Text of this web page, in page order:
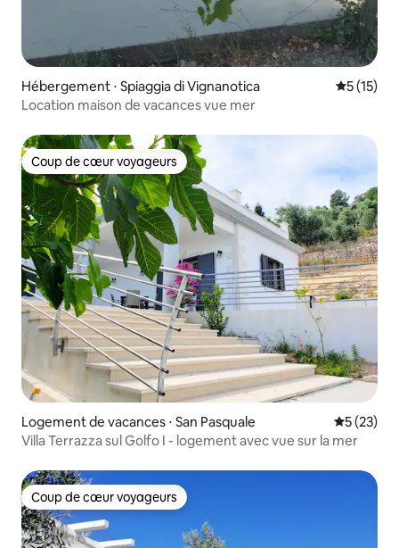
Hébergement ⋅ Spiaggia di Vignanotica
5 (15)
Location maison de vacances vue mer
Coup de cœur voyageurs
Coup de cœur voyageurs
Logement de vacances ⋅ San Pasquale
5 (23)
Villa Terrazza sul Golfo I - logement avec vue sur la mer
Coup de cœur voyageurs
Coup de cœur voyageurs